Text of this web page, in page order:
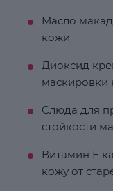
Масло
кожи
Диоксид
маскировки
Слюда для
стойкости
Витамин Е
кожу от